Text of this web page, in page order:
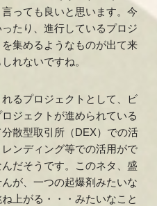
っても良いと思います。今
たり、進行しているプロジ
集めるようなものが出て来
れないですね。
るプロジェクトとして、
ビ
ジェクト が進められている
散型取引所（DEX）での活
ンディング等での活用がで
だそうです。このネタ、盛
が、一つの起爆剤みたいな
上がる・・・みたいなこと